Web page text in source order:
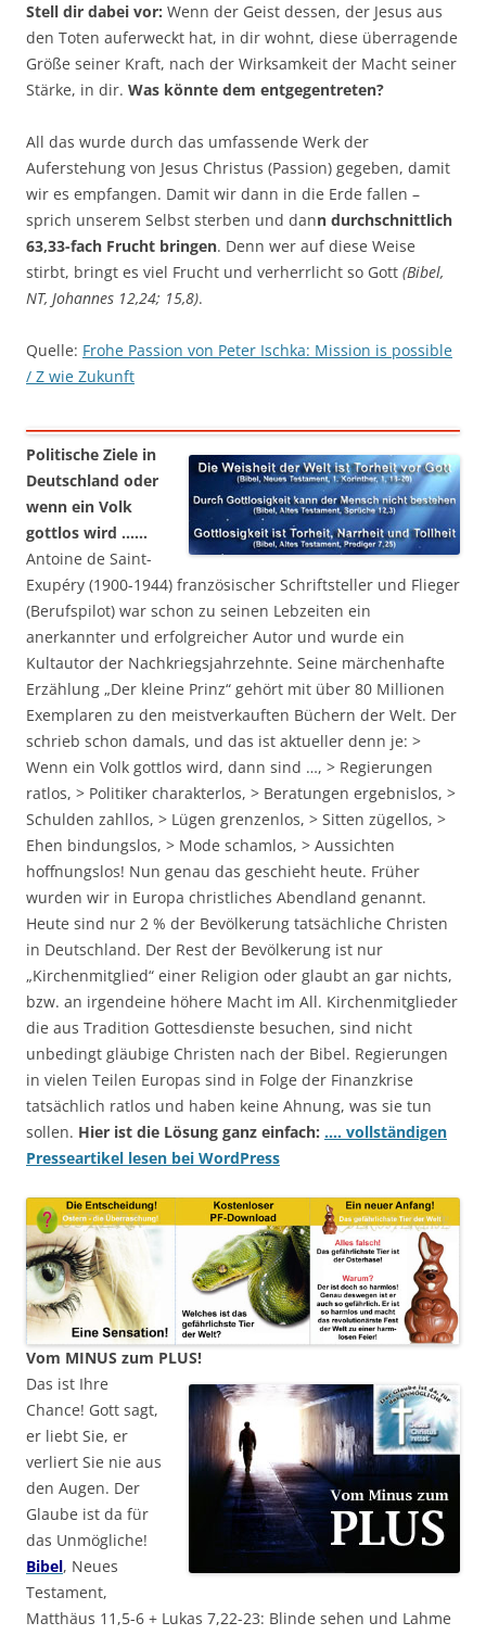
Stell dir dabei vor: Wenn der Geist dessen, der Jesus aus
den Toten auferweckt hat, in dir wohnt, diese überragende
Größe seiner Kraft, nach der Wirksamkeit der Macht seiner
Stärke, in dir. Was könnte dem entgegentreten?
All das wurde durch das umfassende Werk der
Auferstehung von Jesus Christus (Passion) gegeben, damit
wir es empfangen. Damit wir dann in die Erde fallen –
sprich unserem Selbst sterben und dann durchschnittlich
63,33-fach Frucht bringen. Denn wer auf diese Weise
stirbt, bringt es viel Frucht und verherrlicht so Gott (Bibel,
NT, Johannes 12,24; 15,8).
Quelle: Frohe Passion von Peter Ischka: Mission is possible
/ Z wie Zukunft
Politische Ziele in
Deutschland oder
wenn ein Volk
gottlos wird ……
Antoine de Saint-
Exupéry (1900-1944) französischer Schriftsteller und Flieger
(Berufspilot) war schon zu seinen Lebzeiten ein
anerkannter und erfolgreicher Autor und wurde ein
Kultautor der Nachkriegsjahrzehnte. Seine märchenhafte
Erzählung „Der kleine Prinz“ gehört mit über 80 Millionen
Exemplaren zu den meistverkauften Büchern der Welt. Der
schrieb schon damals, und das ist aktueller denn je: >
Wenn ein Volk gottlos wird, dann sind …, > Regierungen
ratlos, > Politiker charakterlos, > Beratungen ergebnislos, >
Schulden zahllos, > Lügen grenzenlos, > Sitten zügellos, >
Ehen bindungslos, > Mode schamlos, > Aussichten
hoffnungslos! Nun genau das geschieht heute. Früher
wurden wir in Europa christliches Abendland genannt.
Heute sind nur 2 % der Bevölkerung tatsächliche Christen
in Deutschland. Der Rest der Bevölkerung ist nur
„Kirchenmitglied“ einer Religion oder glaubt an gar nichts,
bzw. an irgendeine höhere Macht im All. Kirchenmitglieder
die aus Tradition Gottesdienste besuchen, sind nicht
unbedingt gläubige Christen nach der Bibel. Regierungen
in vielen Teilen Europas sind in Folge der Finanzkrise
tatsächlich ratlos und haben keine Ahnung, was sie tun
sollen. Hier ist die Lösung ganz einfach: …. vollständigen
Presseartikel lesen bei WordPress
Vom MINUS zum PLUS!
Das ist Ihre
Chance! Gott sagt,
er liebt Sie, er
verliert Sie nie aus
den Augen. Der
Glaube ist da für
das Unmögliche!
Bibel, Neues
Testament,
Matthäus 11,5-6 + Lukas 7,22-23: Blinde sehen und Lahme